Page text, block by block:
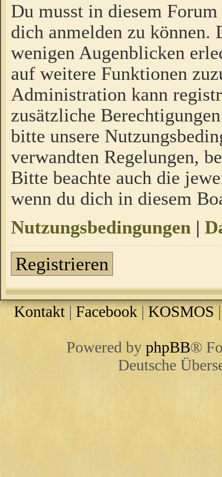
Du musst in diesem
dich anmelden zu
wenigen Augenblicken
auf weitere Funktionen
Administration kann
zusätzliche
bitte unsere
verwandten Regelungen,
Bitte beachte auch die
wenn du dich in diesem
Nutzungsbedingungen |
Registrieren
Kontakt | Facebook |KOSMOS
Powered by phpBB®
Deutsche